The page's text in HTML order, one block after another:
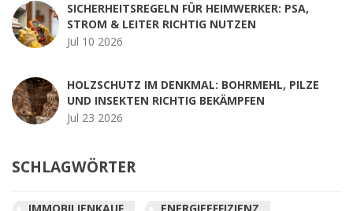
SICHERHEITSREGELN FÜR HEIMWERKER: PSA,
STROM & LEITER RICHTIG NUTZEN
Jul 10 2026
HOLZSCHUTZ IM DENKMAL: BOHRMEHL, PILZE
UND INSEKTEN RICHTIG BEKÄMPFEN
Jul 23 2026
SCHLAGWÖRTER